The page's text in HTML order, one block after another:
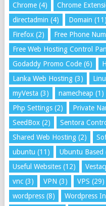
Chrome(4) Chrome
directadmin (4) Domain (11)
Firefox(2) Free Phone
Free Web Hosting Control
Godaddy Promo Code(6)
Lanka Web Hosting(3)
myVesta (3) namecheap (1)
Php Settings(2) Private
SeedBox(2) Sentora
Shared Web Hosting(2)
ubuntu (11) Ubuntu Based
Useful Websites(12)
vnc(3) VPN (3) VPS (29)
wordpress(8) Wordpress